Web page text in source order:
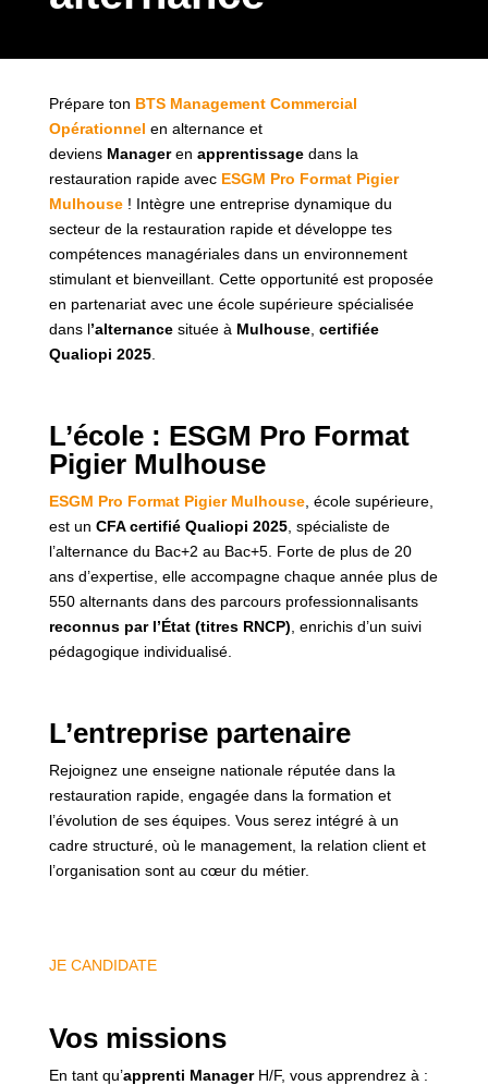
Prépare ton BTS Management Commercial
Opérationnel en alternance et
deviens Manageren apprentissage dans la
restauration rapide avec ESGM Pro Format Pigier
Mulhouse! Intègre une entreprise dynamique du
secteur de la restauration rapide et développe tes
compétences managériales dans un environnement
stimulant et bienveillant. Cette opportunité est proposée
en partenariat avec une école supérieure spécialisée
dans l’alternancesituée à Mulhouse, certifiée
Qualiopi 2025.
L’école : ESGM Pro Format
Pigier Mulhouse
ESGM Pro Format Pigier Mulhouse, école supérieure,
est un CFA certifié Qualiopi 2025, spécialiste de
l’alternance du Bac+2 au Bac+5. Forte de plus de 20
ans d’expertise, elle accompagne chaque année plus de
550 alternants dans des parcours professionnalisants
reconnus par l’État (titres RNCP) , enrichis d’un suivi
pédagogique individualisé.
L’entreprise partenaire
Rejoignez une enseigne nationale réputée dans la
restauration rapide, engagée dans la formation et
l’évolution de ses équipes. Vous serez intégré à un
cadre structuré, où le management, la relation client et
l’organisation sont au cœur du métier.
JE CANDIDATE
Vos missions
En tant qu’apprenti ManagerH/F, vous apprendrez à :